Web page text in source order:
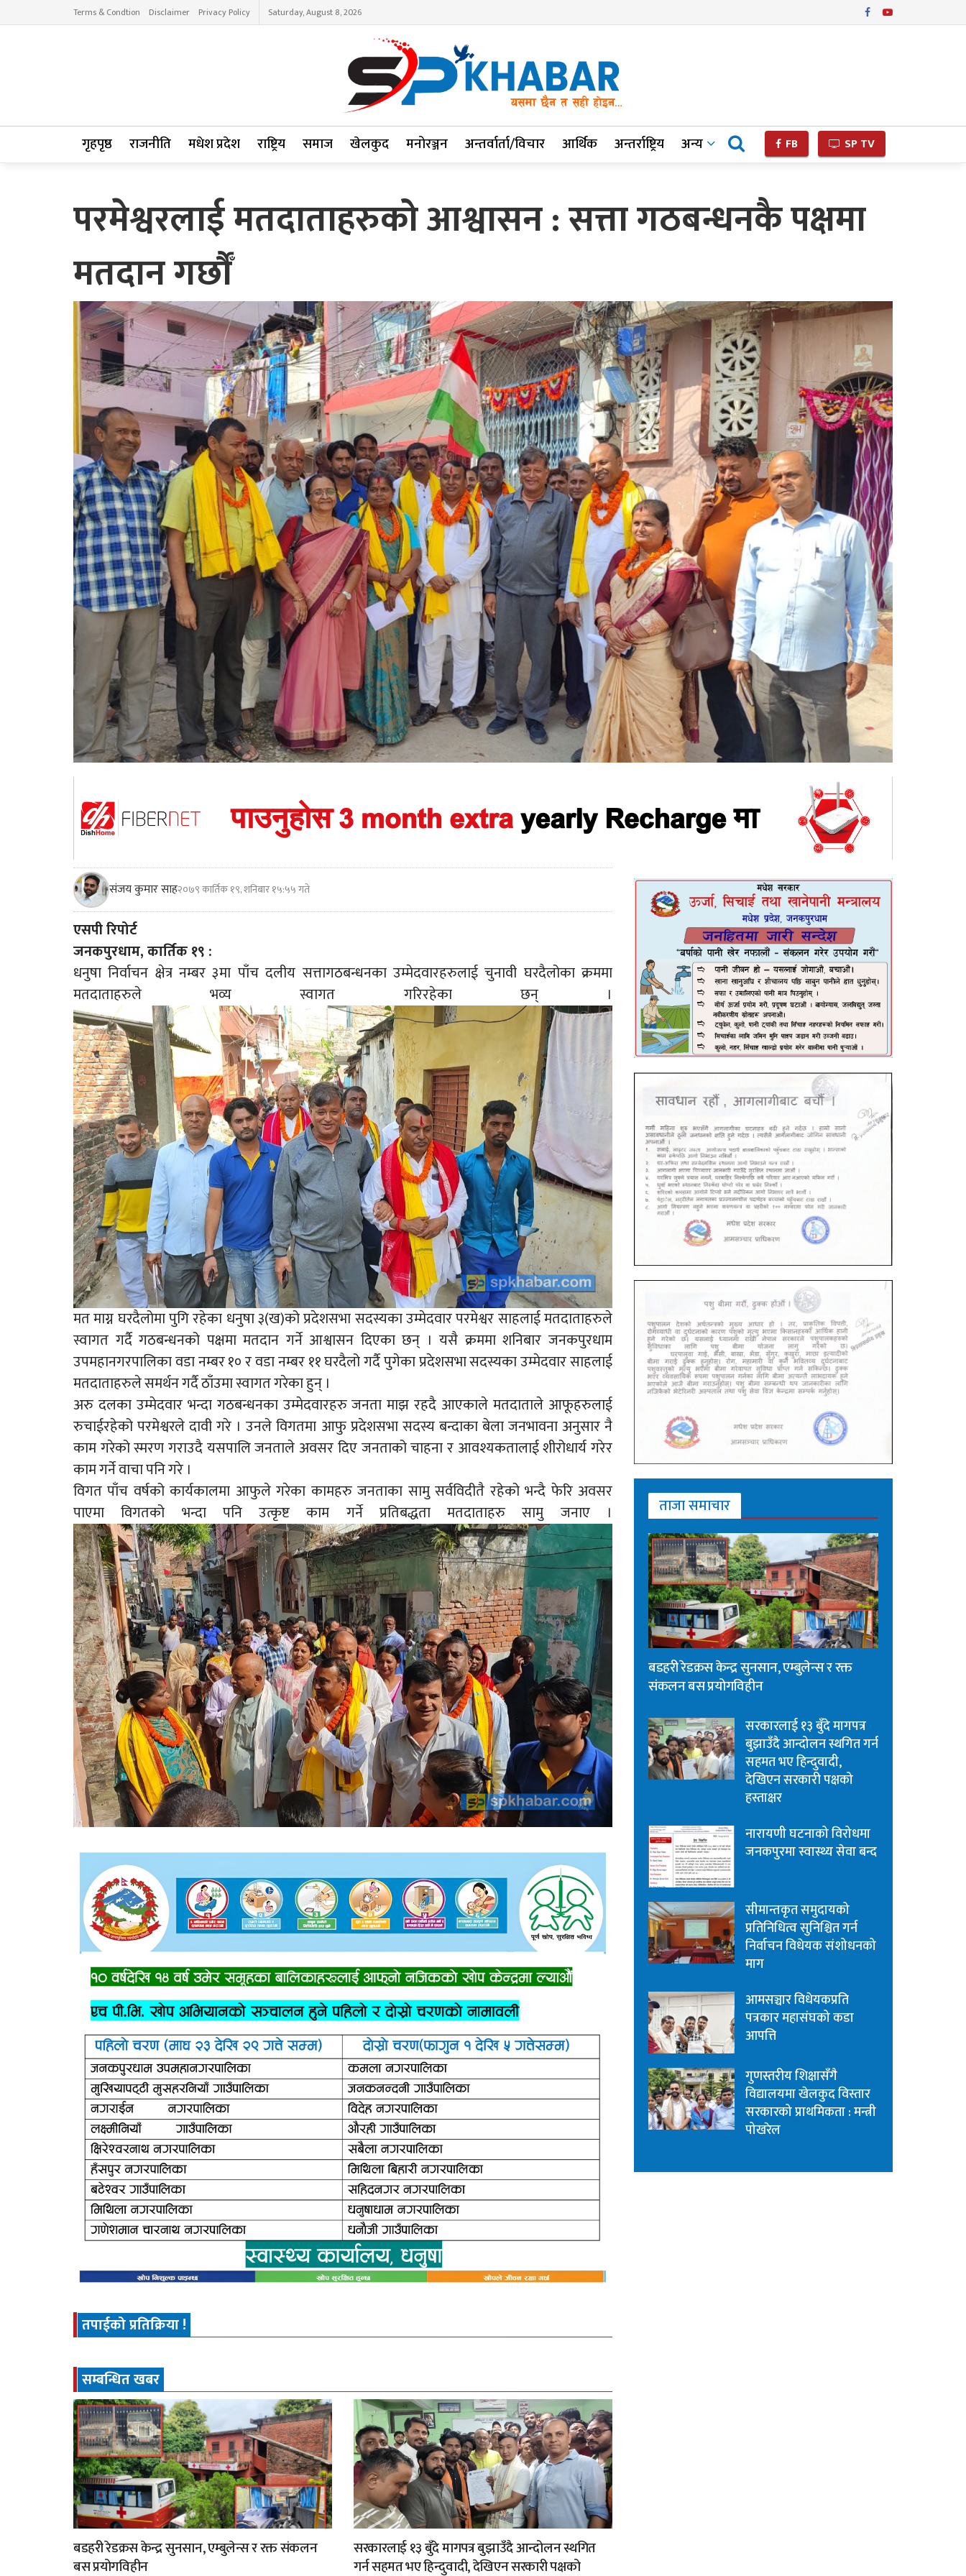
Terms & Condtion Disclaimer Privacy Policy Saturday, August 8, 2026
गृहपृष्ठ राजनीति मधेश प्रदेश राष्ट्रिय समाज खेलकुद मनोरञ्जन अन्तर्वार्ता/विचार आर्थिक अन्तर्राष्ट्रिय अन्य FB SP TV
परमेश्वरलाई मतदाताहरुको आश्वासन : सत्ता गठबन्धनकै पक्षमा
मतदान गर्छौँ
संजय कुमार साह२०७९ कार्तिक १९, शनिबार १५:५५ गते
एसपी रिपोर्ट
जनकपुरधाम, कार्तिक १९ :
धनुषा निर्वाचन क्षेत्र नम्बर ३मा पाँच दलीय सत्तागठबन्धनका उम्मेदवारहरुलाई चुनावी घरदैलोका क्रममा
मतदाताहरुले भव्य स्वागत गरिरहेका छन् ।
मत माग्न घरदैलोमा पुगि रहेका धनुषा ३(ख)को प्रदेशसभा सदस्यका उम्मेदवार परमेश्वर साहलाई मतदाताहरुले
स्वागत गर्दै गठबन्धनको पक्षमा मतदान गर्ने आश्वासन दिएका छन् । यसै क्रममा शनिबार जनकपुरधाम
उपमहानगरपालिका वडा नम्बर १० र वडा नम्बर ११ घरदैलो गर्दै पुगेका प्रदेशसभा सदस्यका उम्मेदवार साहलाई
मतदाताहरुले समर्थन गर्दै ठाँउमा स्वागत गरेका हुन् ।
अरु दलका उम्मेदवार भन्दा गठबन्धनका उम्मेदवारहरु जनता माझ रहदै आएकाले मतदाताले आफूहरुलाई
रुचाईरहेको परमेश्वरले दावी गरे । उनले विगतमा आफु प्रदेशसभा सदस्य बन्दाका बेला जनभावना अनुसार नै
काम गरेको स्मरण गराउदै यसपालि जनताले अवसर दिए जनताको चाहना र आवश्यकतालाई शीरोधार्य गरेर
काम गर्ने वाचा पनि गरे ।
विगत पाँच वर्षको कार्यकालमा आफुले गरेका कामहरु जनताका सामु सर्वविदीतै रहेको भन्दै फेरि अवसर
पाएमा विगतको भन्दा पनि उत्कृष्ट काम गर्ने प्रतिबद्धता मतदाताहरु सामु जनाए ।
तपाईको प्रतिक्रिया !
सम्बन्धित खबर
बडहरी रेडक्रस केन्द्र सुनसान, एम्बुलेन्स र रक्त संकलन
बस प्रयोगविहीन
सरकारलाई १३ बुँदे मागपत्र बुझाउँदै आन्दोलन स्थगित
गर्न सहमत भए हिन्दुवादी, देखिएन सरकारी पक्षको
ताजा समाचार
बडहरी रेडक्रस केन्द्र सुनसान, एम्बुलेन्स र रक्त
संकलन बस प्रयोगविहीन
सरकारलाई १३ बुँदे मागपत्र
बुझाउँदै आन्दोलन स्थगित गर्न
सहमत भए हिन्दुवादी,
देखिएन सरकारी पक्षको
हस्ताक्षर
नारायणी घटनाको विरोधमा
जनकपुरमा स्वास्थ्य सेवा बन्द
सीमान्तकृत समुदायको
प्रतिनिधित्व सुनिश्चित गर्न
निर्वाचन विधेयक संशोधनको
माग
आमसञ्चार विधेयकप्रति
पत्रकार महासंघको कडा
आपत्ति
गुणस्तरीय शिक्षासँगै
विद्यालयमा खेलकुद विस्तार
सरकारको प्राथमिकता : मन्त्री
पोखरेल